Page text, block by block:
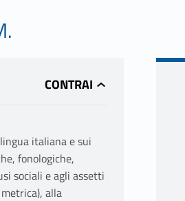
italiana e sui
fonologiche,
sociali e agli assetti
alla